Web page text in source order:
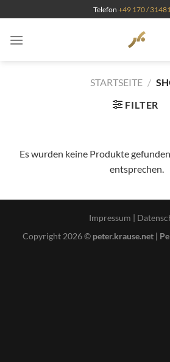
Inhalt
springen
Telefon +49 170 /
STARTSEITE /
FILTER
Es wurden keine Produkte
entsprechen.
Impressum |
Copyright 2026 © peter.krause.net |